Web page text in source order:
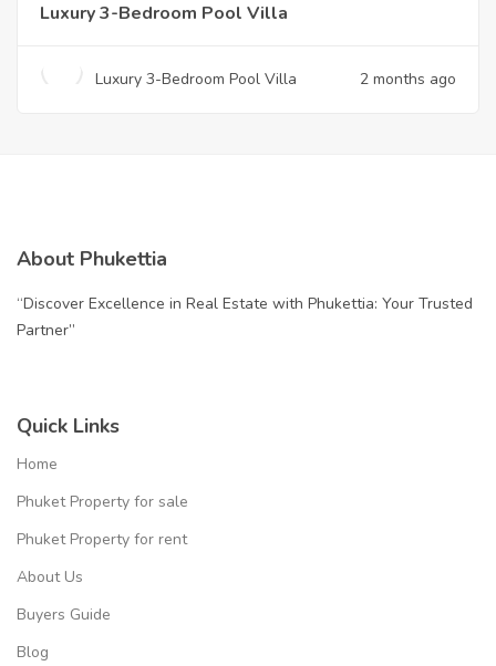
Luxury 3-Bedroom Pool Villa
Luxury 3-Bedroom Pool Villa 2 months ago
About Phukettia
“Discover Excellence in Real Estate with Phukettia: Your Trusted
Partner”
Quick Links
Home
Phuket Property for sale
Phuket Property for rent
About Us
Buyers Guide
Blog